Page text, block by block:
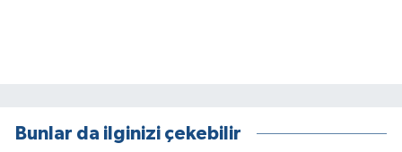
Bunlar da ilginizi çekebilir